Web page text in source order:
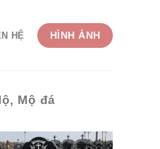
HỆ HÌNH ẢNH
Mộ đá